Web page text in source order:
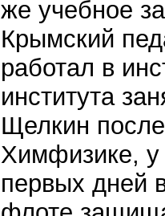
же учебное
Крымский
работал в
института
Щелкин
Химфизике,
первых дней